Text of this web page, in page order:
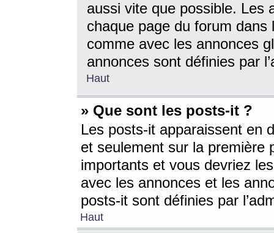
aussi vite que possible. Les
chaque page du forum dans
comme avec les annonces
annonces sont définies par
Haut
» Que sont les posts-it ?
Les posts-it apparaissent en
et seulement sur la première
importants et vous devriez
avec les annonces et les
posts-it sont définies par
Haut